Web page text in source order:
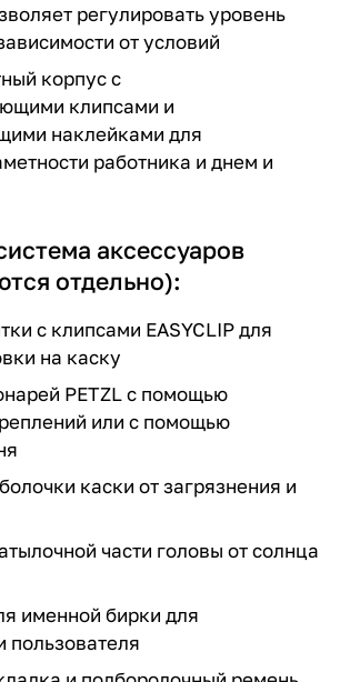
регулировать уровень
от условий
корпус с
клипсами и
наклейками для
работника и днем и
аксессуаров
отдельно):
с клипсами EASYCLIP для
на каску
PETZL с помощью
или с помощью
каски от загрязнения и
части головы от солнца
именной бирки для
пользователя